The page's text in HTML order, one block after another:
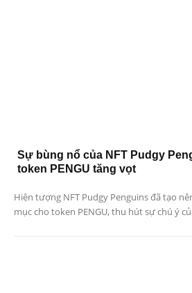
Sự bùng nổ của NFT Pudgy
token PENGU tăng vọt
Hiện tượng NFT Pudgy Penguins đã tạo
mục cho token PENGU, thu hút sự chú ý